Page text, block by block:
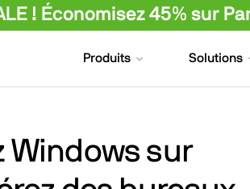
! Économisez 45% sur
Produits Solutions
Windows sur